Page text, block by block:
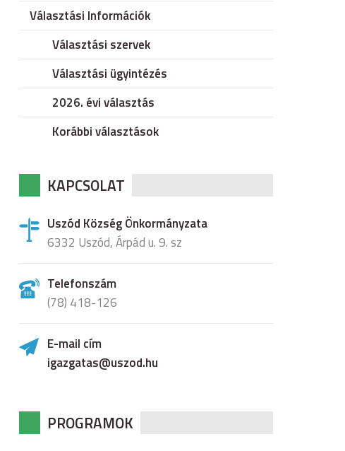
Választási Információk
Választási szervek
Választási ügyintézés
2026. évi választás
Korábbi választások
KAPCSOLAT
Uszód Község Önkormányzata
6332 Uszód, Árpád u. 9. sz
Telefonszám
(78) 418-126
E-mail cím
igazgatas@uszod.hu
PROGRAMOK